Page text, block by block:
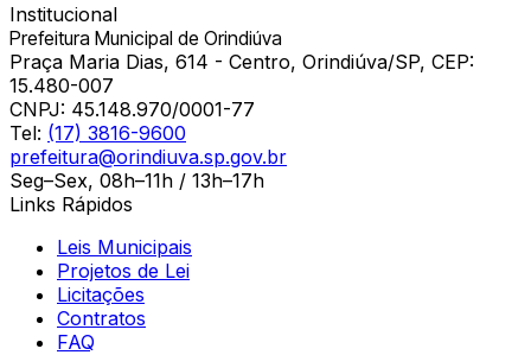
Institucional
Prefeitura Municipal de Orindiúva
Praça Maria Dias, 614 - Centro, Orindiúva/SP, CEP:
15.480-007
CNPJ: 45.148.970/0001-77
Tel: (17) 3816-9600
prefeitura@orindiuva.sp.gov.br
Seg–Sex, 08h–11h / 13h–17h
Links Rápidos
Leis Municipais
Projetos de Lei
Licitações
Contratos
FAQ